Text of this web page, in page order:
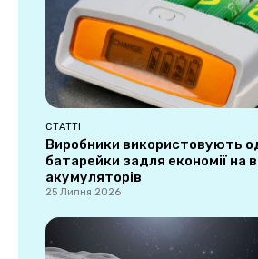
СТАТТІ
Виробники використовують
батарейки задля економії на
акумуляторів
25 Липня 2026